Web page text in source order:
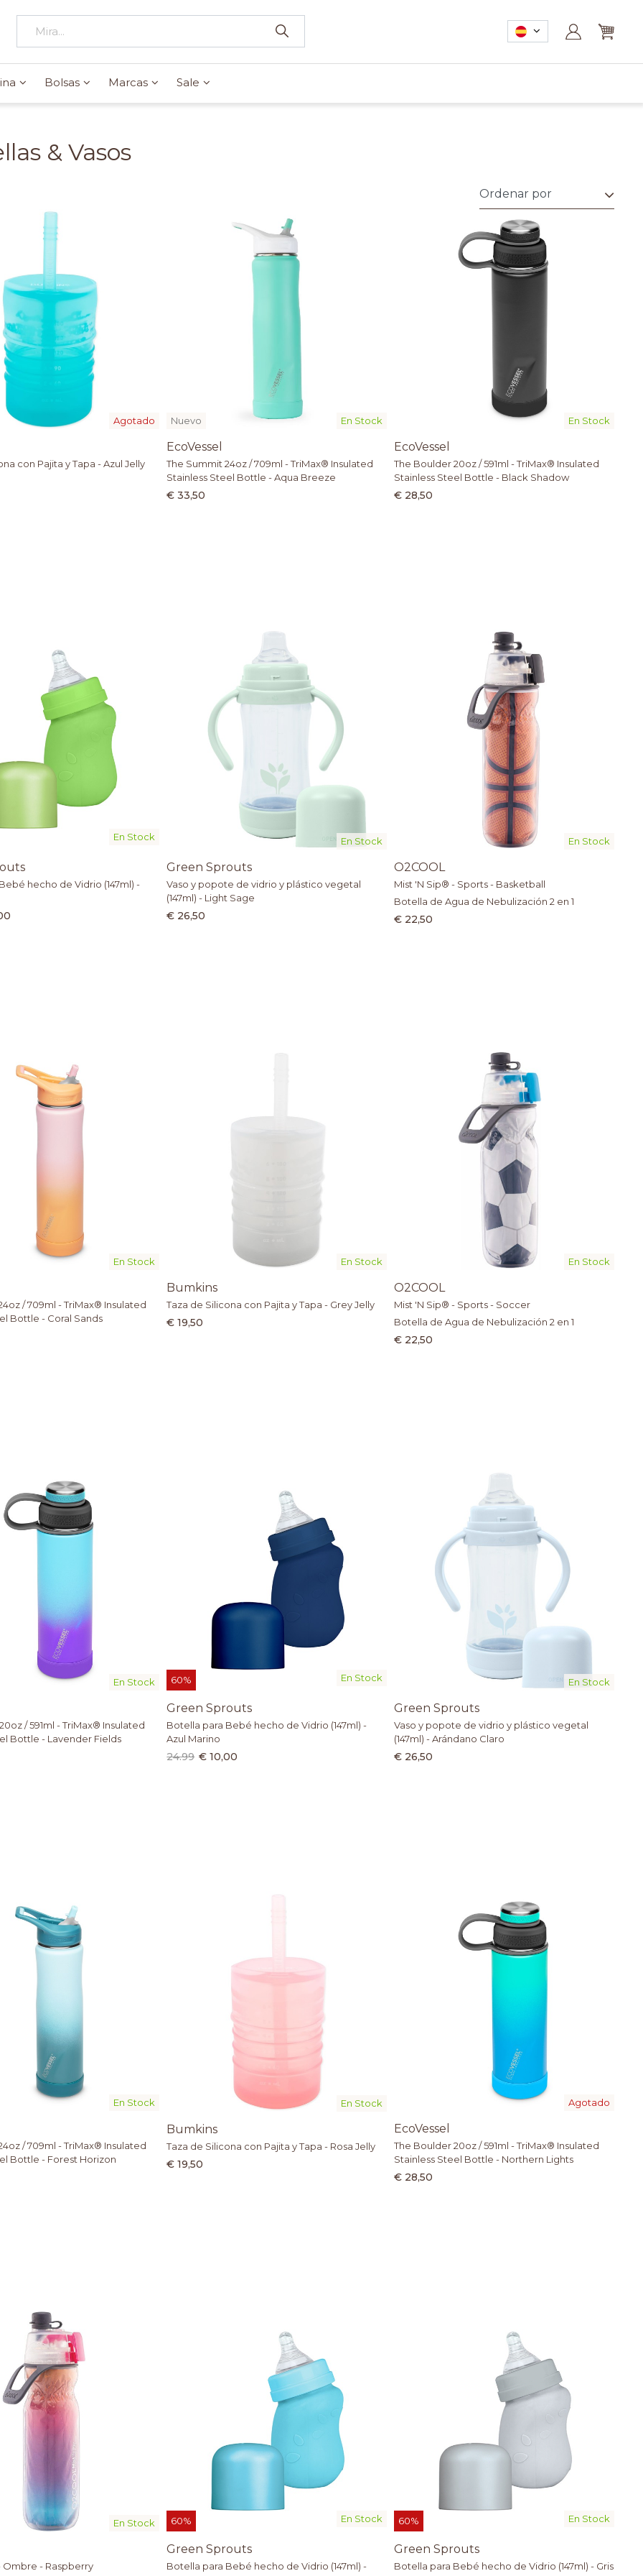
Bolsas Marcas Sale
& Vasos
Agotado
con Pajita y Tapa - Azul Jelly
En Stock
Nuevo
EcoVessel
The Summit 24oz / 709ml - TriMax® Insulated
Stainless Steel Bottle - Aqua Breeze
€ 33,50
En Stock
EcoVessel
The Boulder 20oz / 591ml - TriMax® Insulated
Stainless Steel Bottle - Black Shadow
€ 28,50
En Stock
hecho de Vidrio (147ml) -
En Stock
Green Sprouts
Vaso y popote de vidrio y plástico vegetal
(147ml) - Light Sage
€ 26,50
En Stock
O2COOL
Mist 'N Sip® - Sports - Basketball
Botella de Agua de Nebulización 2 en 1
€ 22,50
En Stock
/ 709ml - TriMax® Insulated
Bottle - Coral Sands
En Stock
Bumkins
Taza de Silicona con Pajita y Tapa - Grey Jelly
€ 19,50
En Stock
O2COOL
Mist 'N Sip® - Sports - Soccer
Botella de Agua de Nebulización 2 en 1
€ 22,50
En Stock
/ 591ml - TriMax® Insulated
Bottle - Lavender Fields
En Stock
60%
Green Sprouts
Botella para Bebé hecho de Vidrio (147ml) -
Azul Marino
24.99 € 10,00
En Stock
Green Sprouts
Vaso y popote de vidrio y plástico vegetal
(147ml) - Arándano Claro
€ 26,50
En Stock
/ 709ml - TriMax® Insulated
Bottle - Forest Horizon
En Stock
Bumkins
Taza de Silicona con Pajita y Tapa - Rosa Jelly
€ 19,50
Agotado
EcoVessel
The Boulder 20oz / 591ml - TriMax® Insulated
Stainless Steel Bottle - Northern Lights
€ 28,50
En Stock
Ombre - Raspberry
En Stock
60%
Green Sprouts
Botella para Bebé hecho de Vidrio (147ml) -
En Stock
60%
Green Sprouts
Botella para Bebé hecho de Vidrio (147ml) - Gris